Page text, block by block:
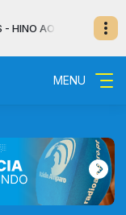
AO TODO
MENU